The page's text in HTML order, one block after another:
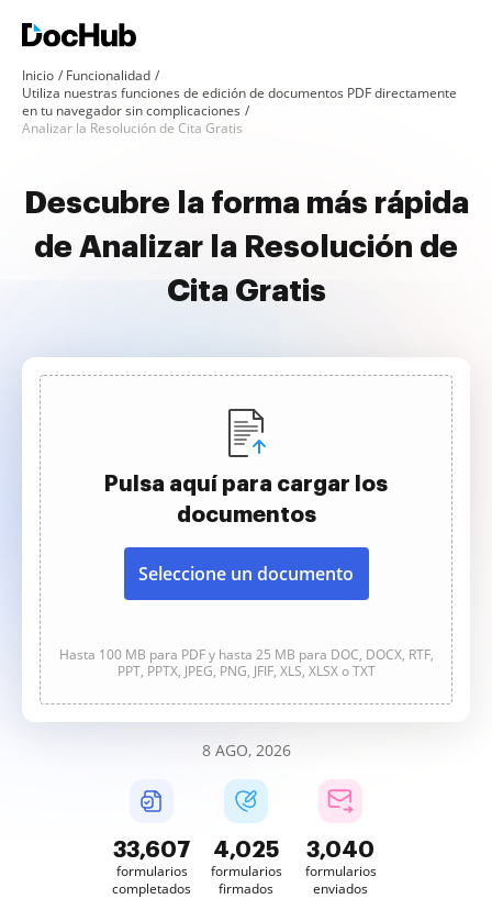
Inicio
Funcionalidad
Utiliza nuestras funciones de edición de documentos PDF directamente
en tu navegador sin complicaciones
Analizar la Resolución de Cita Gratis
Descubre la forma más rápida
de Analizar la Resolución de
Cita Gratis
Pulsa aquí para cargar los
documentos
Seleccione un documento
Hasta 100 MB para PDF y hasta 25 MB para DOC, DOCX, RTF,
PPT, PPTX, JPEG, PNG, JFIF, XLS, XLSX o TXT
8 AGO, 2026
33,607
formularios
completados
4,025
formularios
firmados
3,040
formularios
enviados